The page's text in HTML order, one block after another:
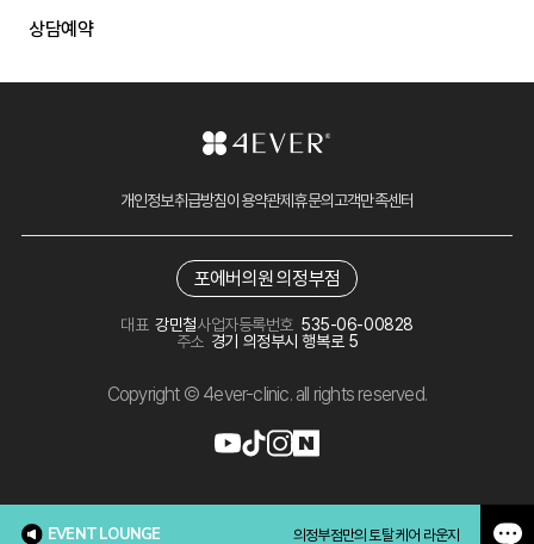
EVENT LOUNGE 의정부점만의 토탈 케어 라운지
상담예약
개인정보취급방침이용약관제휴문의고객만족센터
포에버의원 의정부점
대표 강민철사업자등록번호 535-06-00828
주소 경기 의정부시 행복로 5
Copyright © 4ever-clinic. all rights reserved.